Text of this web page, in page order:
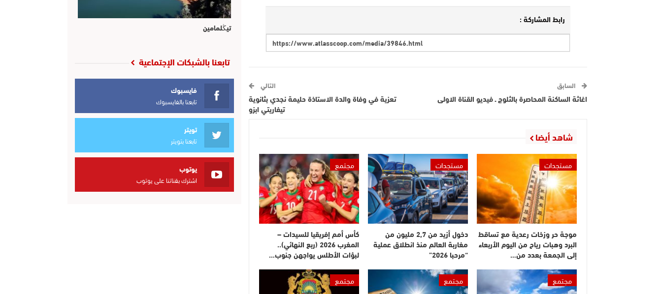
رابط المشاركة :
السابق
اغاثة الساكنة المحاصرة بالثلوج ـ فيديو القناة الاولى
التالي
تعزية في وفاة والدة الاستاذة حليمة نجدي بثانوية
تيفاريتي ابزو
شاهد أيضا
مستجدات
موجة حر وزخات رعدية مع تساقط
البرد وهبات رياح من اليوم الأربعاء
إلى الجمعة بعدد من…
مستجدات
دخول أزيد من 2,7 مليون من
مغاربة العالم منذ انطلاق عملية
“مرحبا 2026”
مجتمع
كأس أمم إفريقيا للسيدات –
المغرب 2026 (ربع النهائي)..
لبؤات الأطلس يواجهن جنوب…
مجتمع
مجتمع مجتمع
تيڭلمامين
تابعنا بالشبكات الإجتماعية
فايسبوك
تابعنا بالفايسبوك
تويتر
تابعنا بتويتر
يوتوب
اشترك بقناتنا على يوتوب